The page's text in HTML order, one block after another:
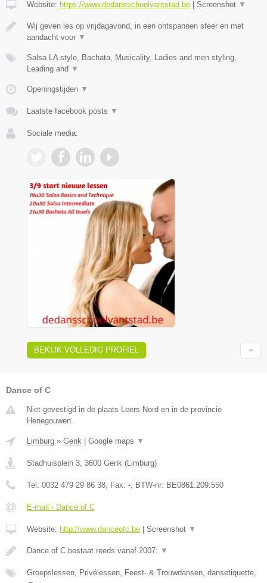
Website: https://www.dedansschoolvantstad.be | Screenshot ▼
Wij geven les op vrijdagavond, in een ontspannen sfeer en met
aandacht voor ▼
Salsa LA style, Bachata, Musicality, Ladies and men styling,
Leading and ▼
Openingstijden ▼
Laatste facebook posts ▼
Sociale media:
BEKIJK VOLLEDIG PROFIEL
Dance of C
Niet gevestigd in de plaats Leers Nord en in de provincie
Henegouwen.
Limburg » Genk | Google maps ▼
Stadhuisplein 3 3600 Genk (Limburg)
Tel: 0032 479 29 86 38 , Fax: - , BTW-nr: BE0861.209.550
E-mail › Dance of C
Website: http://www.danceofc.be | Screenshot ▼
Dance of C bestaat reeds vanaf 2007: ▼
Groepslessen, Privélessen, Feest- & Trouwdansen, dansetiquette,